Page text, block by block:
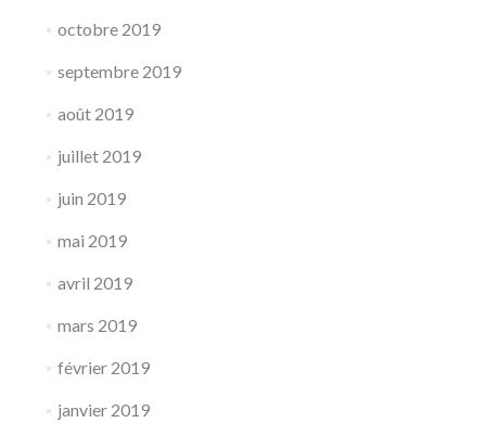
octobre 2019
septembre 2019
août 2019
juillet 2019
juin 2019
mai 2019
avril 2019
mars 2019
février 2019
janvier 2019